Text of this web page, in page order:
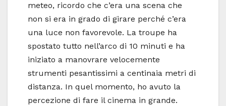
meteo, ricordo che c’era una scena che
non si era in grado di girare perché c’era
una luce non favorevole. La troupe ha
spostato tutto nell’arco di 10 minuti e ha
iniziato a manovrare velocemente
strumenti pesantissimi a centinaia metri di
distanza. In quel momento, ho avuto la
percezione di fare il cinema in grande.